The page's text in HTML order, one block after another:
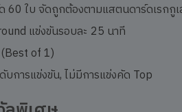
60 ใบ จัดถูกต้องตามแสตนดาร์ดเรกกู
แข่งขันรอบละ 25 นาที
of 1)
การแข่งขัน, ไม่มีการแข่งคัด Top